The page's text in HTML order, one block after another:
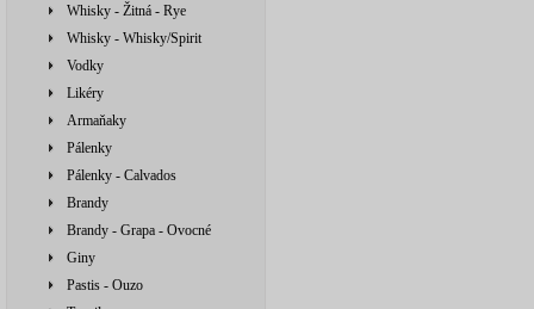
Whisky - Žitná - Rye
Whisky - Whisky/Spirit
Vodky
Likéry
Armaňaky
Pálenky
Pálenky - Calvados
Brandy
Brandy - Grapa - Ovocné
Giny
Pastis - Ouzo